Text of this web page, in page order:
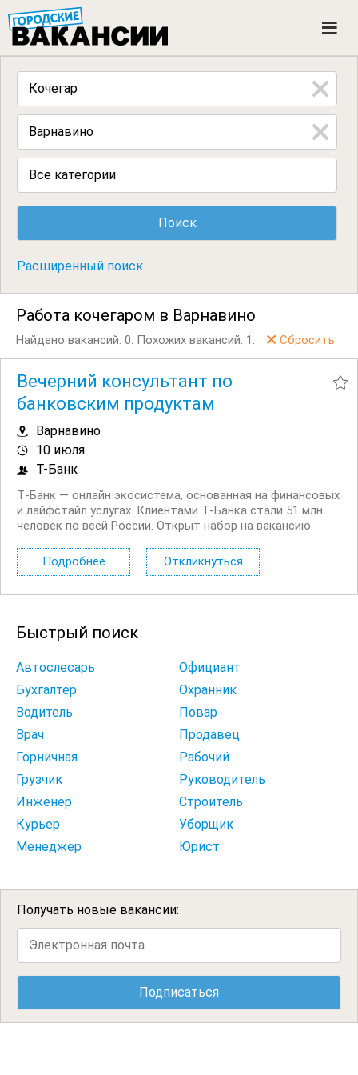
n
Все категории
Расширенный поиск
Работа кочегаром в Варнавино
Найдено вакансий: 0. Похожих вакансий: 1. Сбросить
Вечерний консультант по
банковским продуктам
Варнавино
10 июля
Т-Банк
Т‑Банк — онлайн экосистема, основанная на финансовых
и лайфстайл услугах. Клиентами Т‑Банка стали 51 млн
человек по всей России. Открыт набор на вакансию
будете делать: Консультировать клиентов по
депозитным продуктам на входящих звонках...
Подробнее Откликнуться
Быстрый поиск
Автослесарь
Официант
Бухгалтер
Охранник
Водитель
Повар
Врач
Продавец
Горничная
Рабочий
Грузчик
Руководитель
Инженер
Строитель
Курьер
Уборщик
Менеджер
Юрист
Получать новые вакансии: